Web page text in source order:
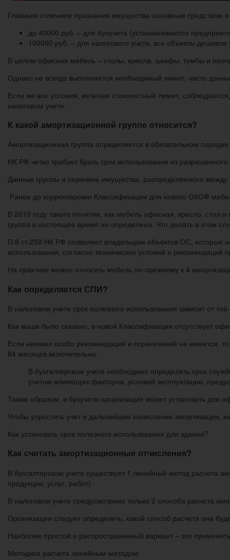
Главным отличием признания имущества основным средством
до 40000 руб. – для бухучета (устанавливается
100000 руб. – для налогового учета, все объекты
В целом офисная мебель – столы, кресла, шкафы, тумбы и
Однако не всегда выполняется необходимый лимит, часто
Если же все условия, включая стоимостный лимит,
налоговом учете.
К какой амортизационной группе относится?
Амортизационная группа определяется в обязательном
НК РФ четко требует брать срок использования из
Данные группы и перечень имущества, распределяемого
Ранее до корректировки Классификации для нового ОКОФ
В 2019 году такого понятия, как мебель офисная, кресло,
группа в настоящее время не определена. Что делать в этом
П.6 ст.258 НК РФ позволяет владельцам объектов ОС, которые
использования, согласно технических условий и рекомендаций
На практике можно относить мебель по-прежнему к 4
Как определяется СПИ?
В налоговом учете срок полезного использования зависит от
Как выше было сказано, в новой Классификации отсутствует
Если никаких особо рекомендаций и ограничений не имеется,
84 месяцев включительно.
В бухгалтерском учете необходимо определять срок
учетом влияющих факторов, условий эксплуатации,
Таким образом, в бухучете организация может установить
Чтобы упростить учет и дальнейшее начисление амортизации,
Как установить срок полезного использования для здания?
Как считать амортизационные отчисления?
В бухгалтерском учете существует 1 линейный метод
продукции, услуг, работ).
В налоговом учете предусмотрено только 2 способа расчета
Организации следует определить, какой способ расчета она
Наиболее простой и распространенный вариант – это
Методика расчета линейным методом: